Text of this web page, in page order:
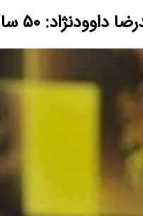
مستاجرم و با موتور رفت و آمد می‌کنم!